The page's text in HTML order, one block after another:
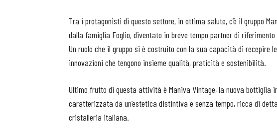
Tra i protagonisti di questo settore, in ottima salute, c’è il gruppo
dalla famiglia Foglio, diventato in breve tempo partner di
Un ruolo che il gruppo si è costruito con la sua capacità di recepire
innovazioni che tengono insieme qualità, praticità e sostenibilità.
Ultimo frutto di questa attività è Maniva Vintage, la nuova bottiglia
caratterizzata da un’estetica distintiva e senza tempo, ricca di
cristalleria italiana.